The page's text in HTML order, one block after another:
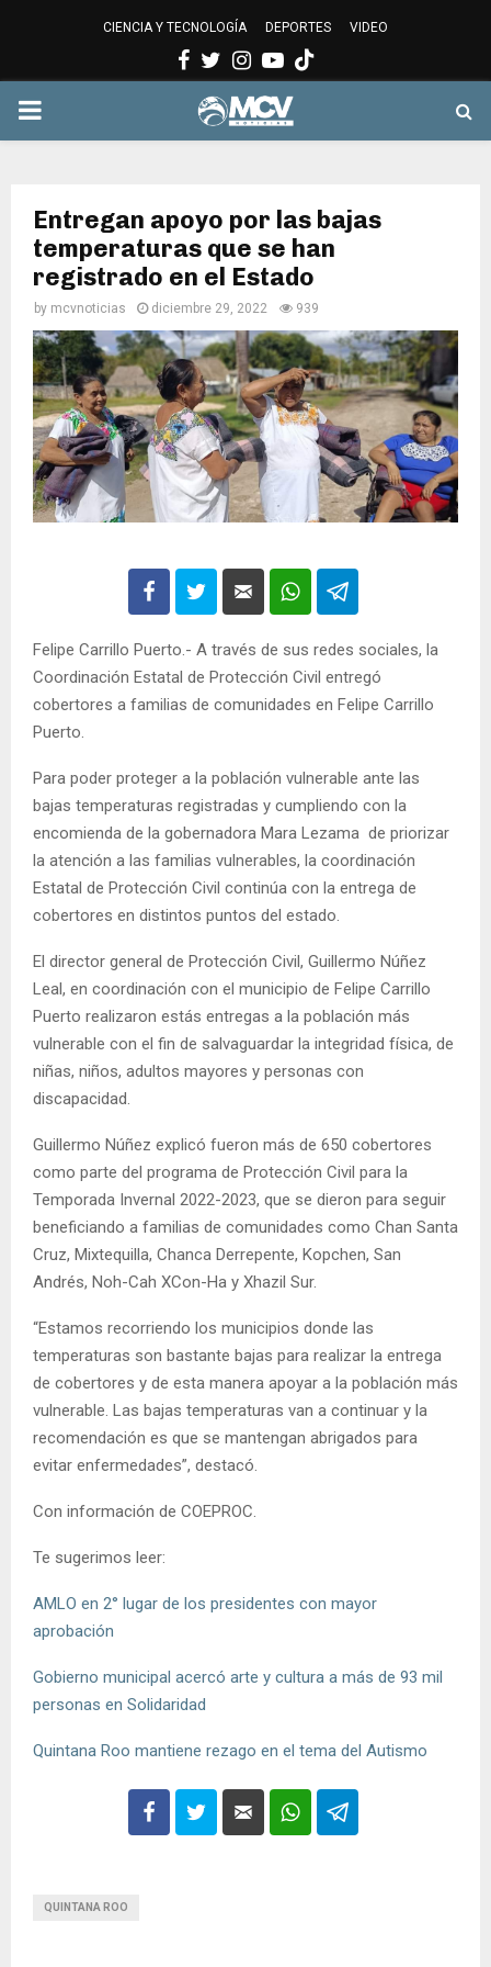
CIENCIA Y TECNOLOGÍA DEPORTES VIDEO
Facebook
Twitter
Instagram
Youtube
PRIMARY
Entregan apoyo por las bajas
temperaturas que se han
registrado en el Estado
by mcvnoticias diciembre 29, 2022 939
Felipe Carrillo Puerto.- A través de sus redes sociales, la
Coordinación Estatal de Protección Civil entregó
cobertores a familias de comunidades en Felipe Carrillo
Puerto.
Para poder proteger a la población vulnerable ante las
bajas temperaturas registradas y cumpliendo con la
encomienda de la gobernadora Mara Lezama de priorizar
la atención a las familias vulnerables, la coordinación
Estatal de Protección Civil continúa con la entrega de
cobertores en distintos puntos del estado.
El director general de Protección Civil, Guillermo Núñez
Leal, en coordinación con el municipio de Felipe Carrillo
Puerto realizaron estás entregas a la población más
vulnerable con el fin de salvaguardar la integridad física, de
niñas, niños, adultos mayores y personas con
discapacidad.
Guillermo Núñez explicó fueron más de 650 cobertores
como parte del programa de Protección Civil para la
Temporada Invernal 2022-2023, que se dieron para seguir
beneficiando a familias de comunidades como Chan Santa
Cruz, Mixtequilla, Chanca Derrepente, Kopchen, San
Andrés, Noh-Cah XCon-Ha y Xhazil Sur.
“Estamos recorriendo los municipios donde las
temperaturas son bastante bajas para realizar la entrega
de cobertores y de esta manera apoyar a la población más
vulnerable. Las bajas temperaturas van a continuar y la
recomendación es que se mantengan abrigados para
evitar enfermedades”, destacó.
Con información de COEPROC.
Te sugerimos leer:
AMLO en 2° lugar de los presidentes con mayor
aprobación
Gobierno municipal acercó arte y cultura a más de 93 mil
personas en Solidaridad
Quintana Roo mantiene rezago en el tema del Autismo
QUINTANA ROO